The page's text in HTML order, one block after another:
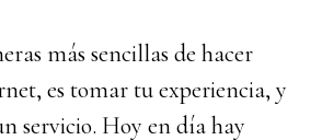
más sencillas de hacer
es tomar tu experiencia, y
servicio. Hoy en día hay